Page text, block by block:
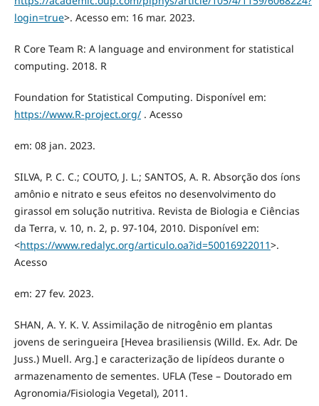
login=true>. Acesso em: 16 mar. 2023.
R Core Team R: A language and environment for statistical
computing. 2018. R
Foundation for Statistical Computing. Disponível em:
https://www.R-project.org/. Acesso
em: 08 jan. 2023.
SILVA, P. C. C.; COUTO, J. L.; SANTOS, A. R. Absorção dos íons
amônio e nitrato e seus efeitos no desenvolvimento do
girassol em solução nutritiva. Revista de Biologia e Ciências
da Terra, v. 10, n. 2, p. 97-104, 2010. Disponível em:
<https://www.redalyc.org/articulo.oa?id=50016922011>.
Acesso
em: 27 fev. 2023.
SHAN, A. Y. K. V. Assimilação de nitrogênio em plantas
jovens de seringueira [Hevea brasiliensis (Willd. Ex. Adr. De
Juss.) Muell. Arg.] e caracterização de lipídeos durante o
armazenamento de sementes. UFLA (Tese – Doutorado em
Agronomia/Fisiologia Vegetal), 2011.